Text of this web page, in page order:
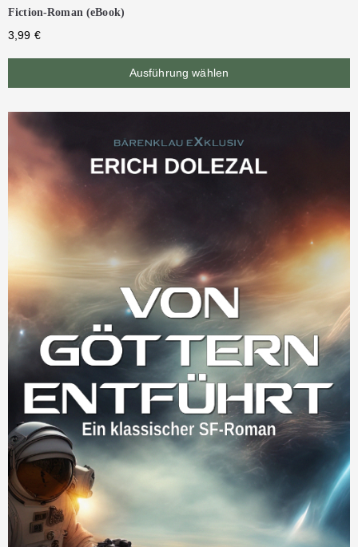
Fiction-Roman (eBook)
3,99 €
Ausführung wählen